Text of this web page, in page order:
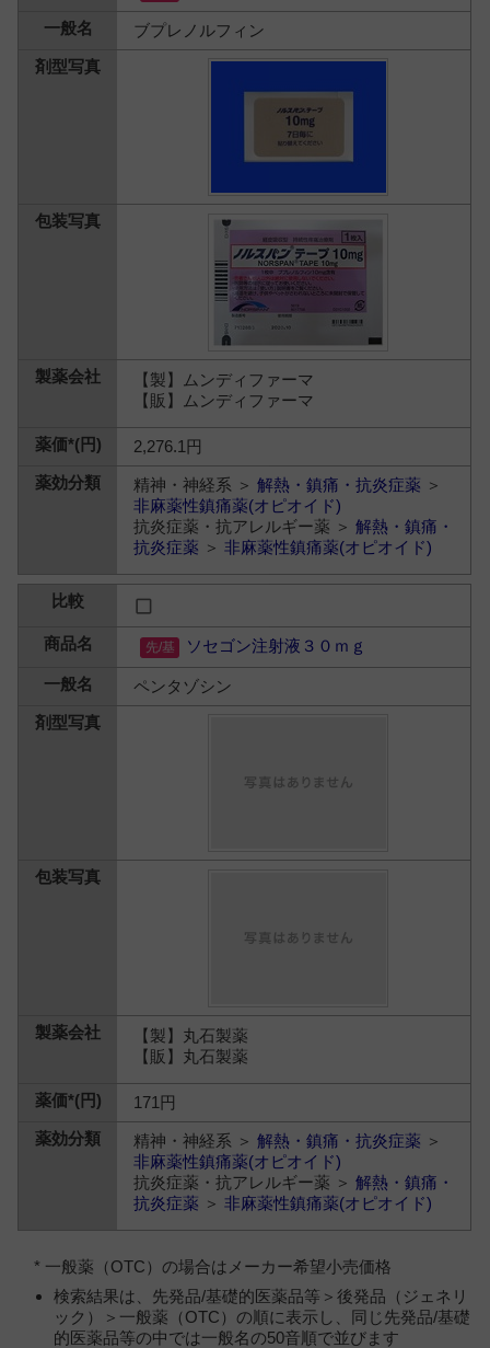
ブプレノルフィン
【製】ムンディファーマ
【販】ムンディファーマ
2,276.1円
精神・神経系 ＞解熱・鎮痛・抗炎症薬 ＞
非麻薬性鎮痛薬(オピオイド)
抗炎症薬・抗アレルギー薬 ＞解熱・鎮痛・
抗炎症薬 ＞非麻薬性鎮痛薬(オピオイド)
ソセゴン注射液３０ｍｇ
ペンタゾシン
【製】丸石製薬
【販】丸石製薬
171円
精神・神経系 ＞解熱・鎮痛・抗炎症薬 ＞
非麻薬性鎮痛薬(オピオイド)
抗炎症薬・抗アレルギー薬 ＞解熱・鎮痛・
抗炎症薬 ＞非麻薬性鎮痛薬(オピオイド)
* 一般薬（OTC）の場合はメーカー希望小売価格
検索結果は、先発品/基礎的医薬品等＞後発品（ジェネリ
ック）＞一般薬（OTC）の順に表示し、同じ先発品/基礎
的医薬品等の中では一般名の50音順で並びます